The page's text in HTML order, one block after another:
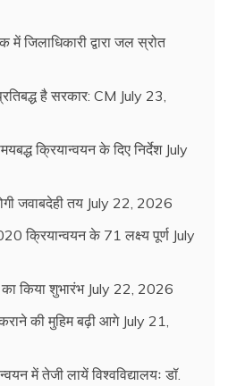
जिलाधिकारी द्वारा जल स्रोत
है सरकार: CM July 23,
क्रियान्वयन के दिए निर्देश July
जवाबदेही तय July 22, 2026
क्रियान्वयन के 71 लक्ष्य पूर्ण July
किया शुभारंभ July 22, 2026
की मुहिम बढ़ी आगे July 21,
में तेजी लायें विश्वविद्यालयः डॉ.